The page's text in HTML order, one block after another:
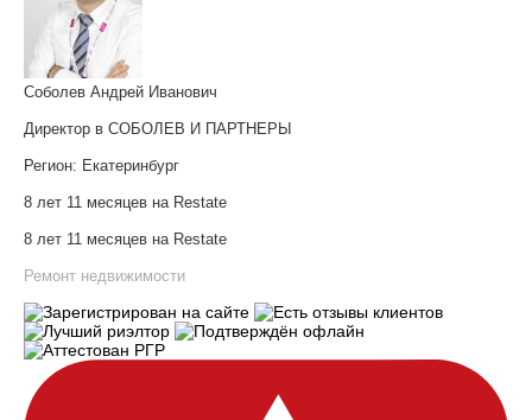
Соболев Андрей Иванович
Директор в СОБОЛЕВ И ПАРТНЕРЫ
Регион: Екатеринбург
8 лет 11 месяцев на Restate
8 лет 11 месяцев на Restate
Ремонт недвижимости